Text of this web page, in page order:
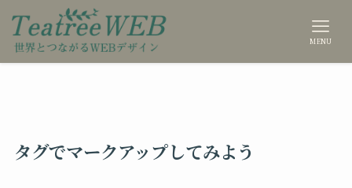
MENU
タグでマークアップしてみよう